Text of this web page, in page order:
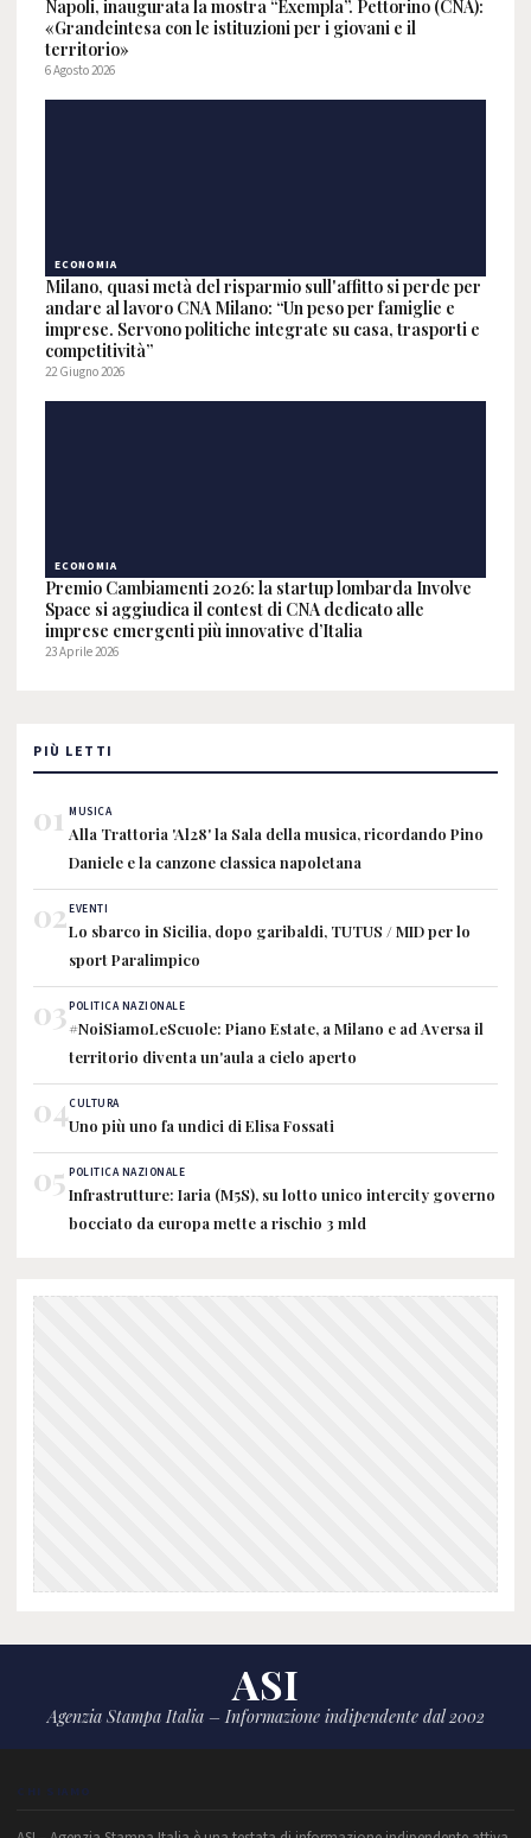
Napoli, inaugurata la mostra “Exempla”. Pettorino (CNA):
«Grandeintesa con le istituzioni per i giovani e il
territorio»
6 Agosto 2026
ECONOMIA
Milano, quasi metà del risparmio sull'affitto si perde per
andare al lavoro CNA Milano: “Un peso per famiglie e
imprese. Servono politiche integrate su casa, trasporti e
competitività”
22 Giugno 2026
ECONOMIA
Premio Cambiamenti 2026: la startup lombarda Involve
Space si aggiudica il contest di CNA dedicato alle
imprese emergenti più innovative d’Italia
23 Aprile 2026
PIÙ LETTI
01 MUSICA
Alla Trattoria 'Al28' la Sala della musica, ricordando Pino
Daniele e la canzone classica napoletana
02EVENTI
Lo sbarco in Sicilia, dopo garibaldi, TUTUS / MID per lo
sport Paralimpico
03POLITICA NAZIONALE
#NoiSiamoLeScuole: Piano Estate, a Milano e ad Aversa il
territorio diventa un'aula a cielo aperto
04CULTURA
Uno più uno fa undici di Elisa Fossati
05 POLITICA NAZIONALE
Infrastrutture: Iaria (M5S), su lotto unico intercity governo
bocciato da europa mette a rischio 3 mld
ASI
Agenzia Stampa Italia – Informazione indipendente dal 2002
CHI SIAMO